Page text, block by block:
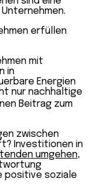
erfüllen
mit
in
Energien
nur nachhaltige
Beitrag zum
zwischen
Investitionen in
umgehen,
positive soziale